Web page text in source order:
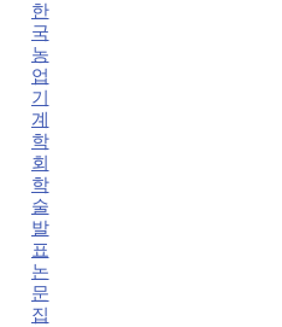
한
국
농
업
기
계
학
회
학
술
발
표
논
문
집